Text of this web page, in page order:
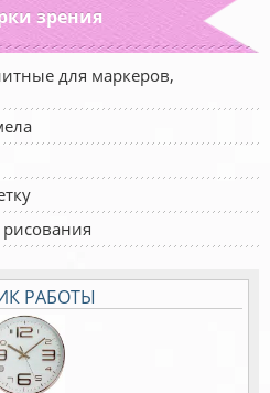
зрения
для маркеров,
РАБОТЫ